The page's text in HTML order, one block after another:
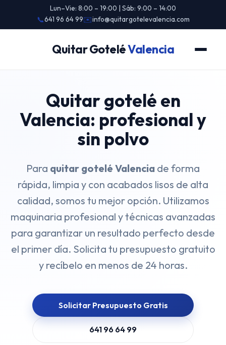
Lun–Vie: 8:00 – 19:00 | Sáb: 9:00 – 14:00
📞641 96 64 99✉️info@quitargotelevalencia.com
Quitar GoteléValencia
Quitar gotelé en
Valencia: profesional y
sin polvo
Para quitar gotelé Valencia de forma
rápida, limpia y con acabados lisos de alta
calidad, somos tu mejor opción. Utilizamos
maquinaria profesional y técnicas avanzadas
para garantizar un resultado perfecto desde
el primer día. Solicita tu presupuesto gratuito
y recíbelo en menos de 24 horas.
Solicitar Presupuesto Gratis
641 96 64 99